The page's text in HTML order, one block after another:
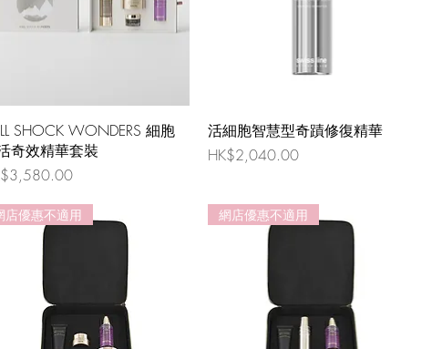
SHOCK WONDERS 細胞
奇效精華套裝
活細胞智慧型奇蹟修復精華
價格
HK$2,040.00
店優惠不適用 網店優惠不適用